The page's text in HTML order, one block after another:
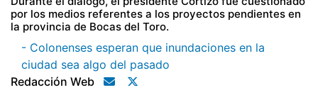
por los medios referentes a los proyectos pendientes en
la provincia de Bocas del Toro.
- Colonenses esperan que inundaciones en la
ciudad sea algo del pasado
Redacción Web